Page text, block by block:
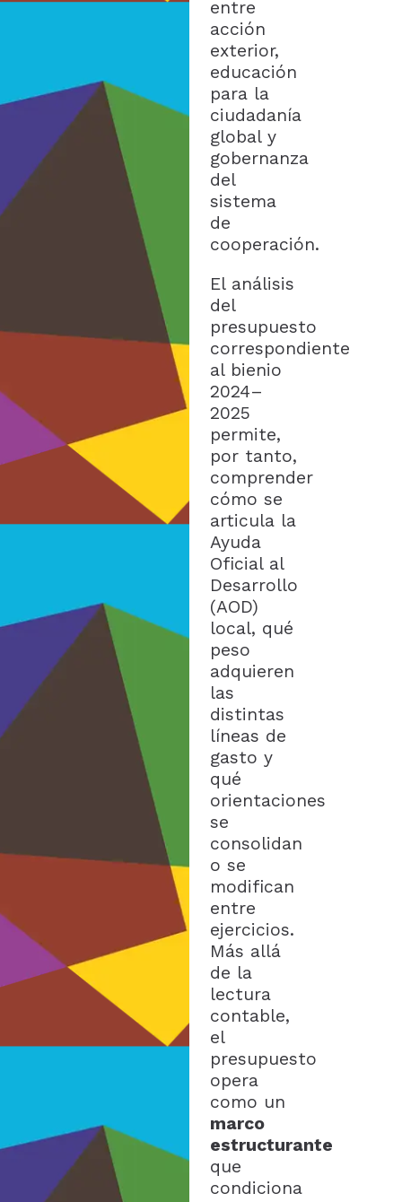
entre
acción
exterior,
educación
para la
ciudadanía
global y
gobernanza
del
sistema
de
cooperación.
El análisis
del
presupuesto
correspondiente
al bienio
2024–
2025
permite,
por tanto,
comprender
cómo se
articula la
Ayuda
Oficial al
Desarrollo
(AOD)
local, qué
peso
adquieren
las
distintas
líneas de
gasto y
qué
orientaciones
se
consolidan
o se
modifican
entre
ejercicios.
Más allá
de la
lectura
contable,
el
presupuesto
opera
como un
marco
estructurante
que
condiciona